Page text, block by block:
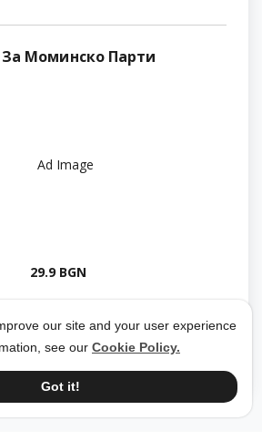
our site and your user experience
see our Cookie Policy.
Got it!
Моминско Парти
29.9 BGN
18 May 2024